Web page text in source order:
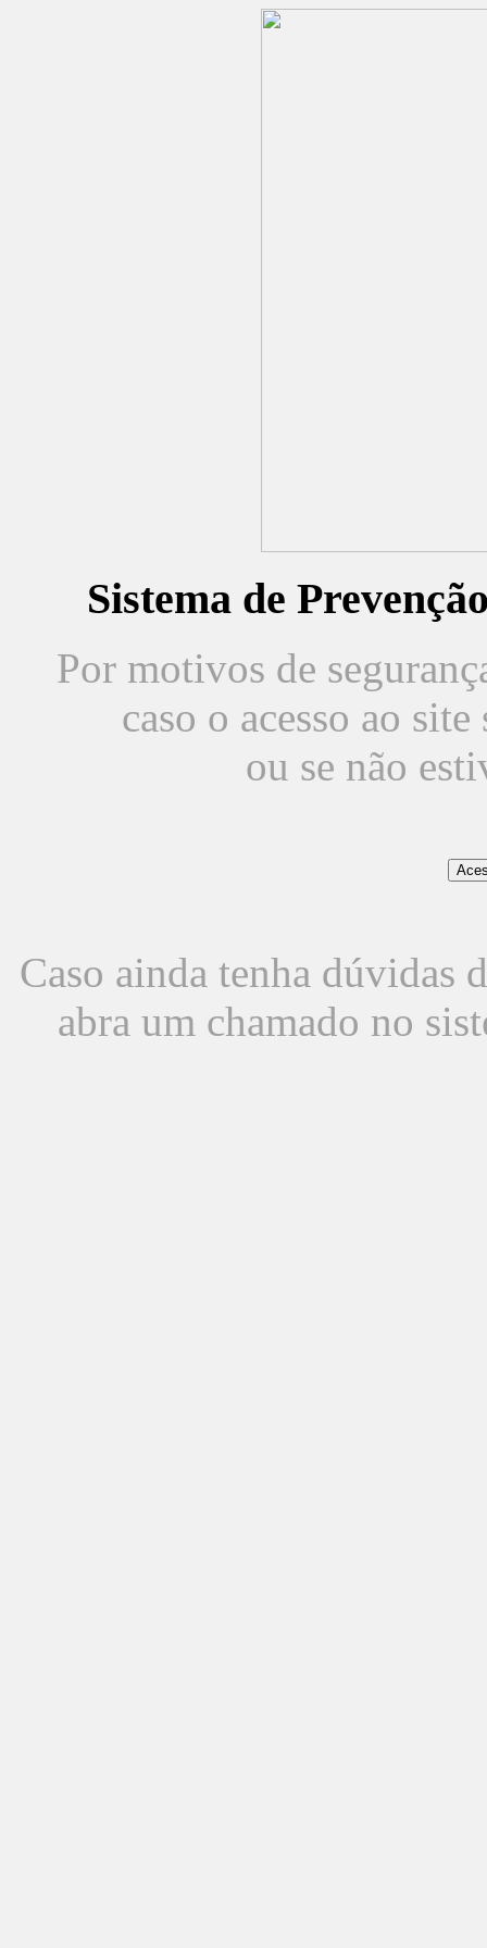
Sistema de
Por motivos de
caso o acesso ao
ou se não
Caso ainda tenha dúvidas
abra um chamado no